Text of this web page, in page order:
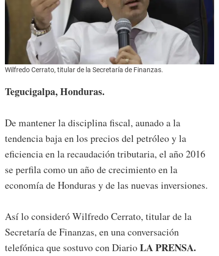
Wilfredo Cerrato, titular de la Secretaría de Finanzas.
Tegucigalpa, Honduras.
De mantener la disciplina fiscal, aunado a la
tendencia baja en los precios del petróleo y la
eficiencia en la recaudación tributaria, el año 2016
se perfila como un año de crecimiento en la
economía de Honduras y de las nuevas inversiones.
Así lo consideró Wilfredo Cerrato, titular de la
Secretaría de Finanzas, en una conversación
telefónica que sostuvo con DiarioLA PRENSA.